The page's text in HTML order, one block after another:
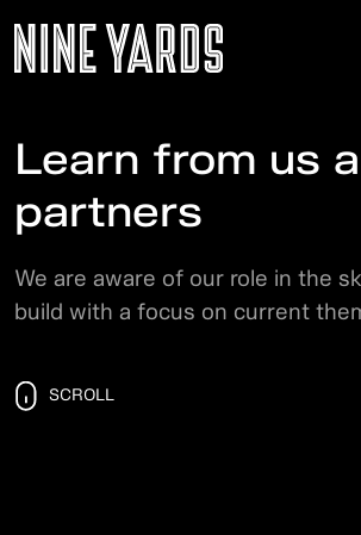
Learn from us
partners
We are aware of our role in the
build with a focus on current
SCROLL